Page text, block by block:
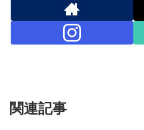
関連記事